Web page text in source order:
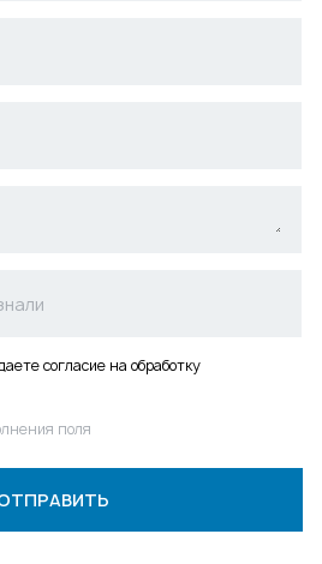
согласие на обработку
поля